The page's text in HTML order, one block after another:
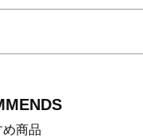
め商品